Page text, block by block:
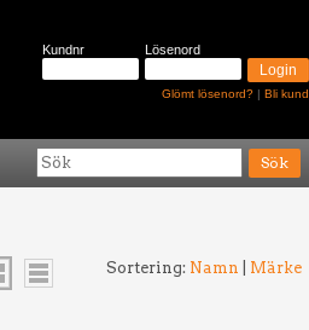
Kundnr Lösenord
Glömt lösenord? | Bli kund
Sortering: Namn Märke